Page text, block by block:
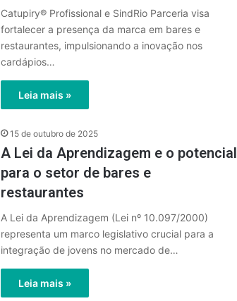
Catupiry® Profissional e SindRio Parceria visa
fortalecer a presença da marca em bares e
restaurantes, impulsionando a inovação nos
cardápios…
Leia mais »
15 de outubro de 2025
A Lei da Aprendizagem e o potencial
para o setor de bares e
restaurantes
A Lei da Aprendizagem (Lei nº 10.097/2000)
representa um marco legislativo crucial para a
integração de jovens no mercado de…
Leia mais »